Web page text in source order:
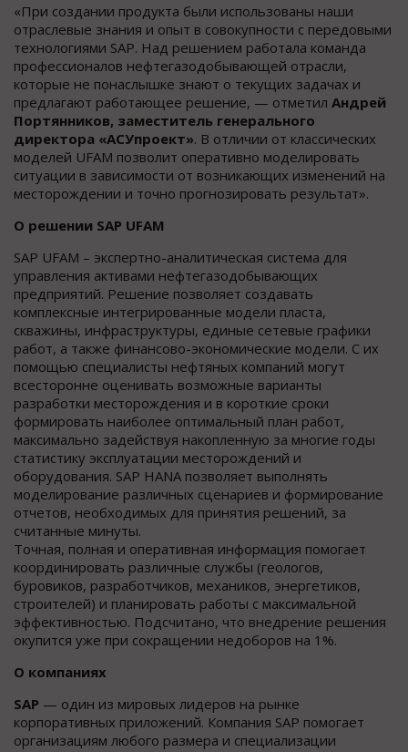
«При создании продукта были использованы наши
отраслевые знания и опыт в совокупности с передовыми
технологиями SAP. Над решением работала команда
профессионалов нефтегазодобывающей отрасли,
которые не понаслышке знают о текущих задачах и
предлагают работающее решение, — отметил Андрей
Портянников, заместитель генерального
директора «АСУпроект». В отличии от классических
моделей UFAM позволит оперативно моделировать
ситуации в зависимости от возникающих изменений на
месторождении и точно прогнозировать результат».
О решении SAP UFAM
SAP UFAM – экспертно-аналитическая система для
управления активами нефтегазодобывающих
предприятий. Решение позволяет создавать
комплексные интегрированные модели пласта,
скважины, инфраструктуры, единые сетевые графики
работ, а также финансово-экономические модели. С их
помощью специалисты нефтяных компаний могут
всесторонне оценивать возможные варианты
разработки месторождения и в короткие сроки
формировать наиболее оптимальный план работ,
максимально задействуя накопленную за многие годы
статистику эксплуатации месторождений и
оборудования. SAP HANA позволяет выполнять
моделирование различных сценариев и формирование
отчетов, необходимых для принятия решений, за
считанные минуты.
Точная, полная и оперативная информация помогает
координировать различные службы (геологов,
буровиков, разработчиков, механиков, энергетиков,
строителей) и планировать работы с максимальной
эффективностью. Подсчитано, что внедрение решения
окупится уже при сокращении недоборов на 1%.
О компаниях
SAP — один из мировых лидеров на рынке
корпоративных приложений. Компания SAP помогает
организациям любого размера и специализации